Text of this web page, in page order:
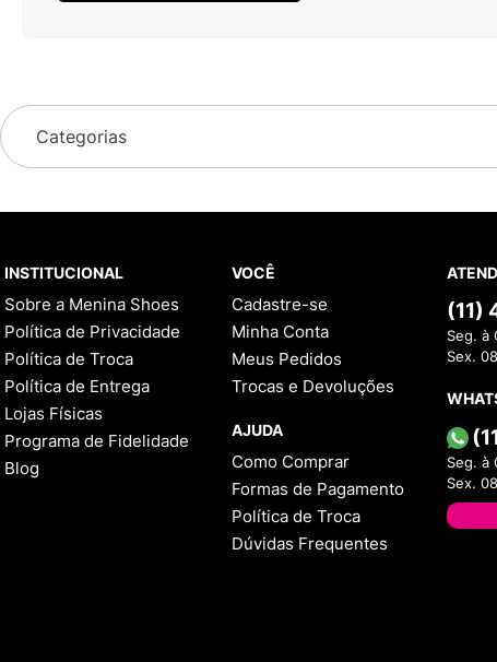
Categorias
INSTITUCIONAL
Sobre a Menina Shoes
Política de Privacidade
Política de Troca
Política de Entrega
Lojas Físicas
Programa de Fidelidade
Blog
VOCÊ
Cadastre-se
Minha Conta
Meus Pedidos
Trocas e Devoluções
AJUDA
Como Comprar
Formas de Pagamento
Política de Troca
Dúvidas Frequentes
(11)
Seg. à
Sex.
Seg. à
Sex.